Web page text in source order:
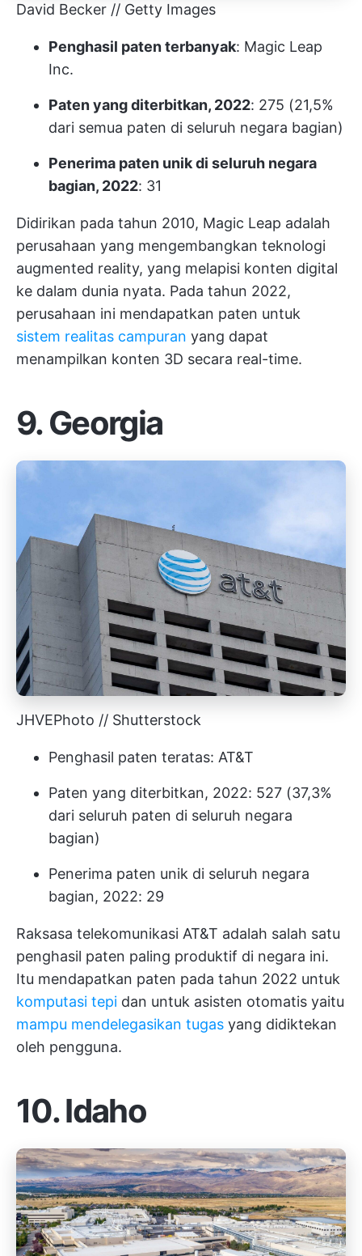
David Becker // Getty Images
Penghasil paten terbanyak: Magic Leap
Inc.
Paten yang diterbitkan, 2022: 275 (21,5%
dari semua paten di seluruh negara bagian)
Penerima paten unik di seluruh negara
bagian, 2022: 31
Didirikan pada tahun 2010, Magic Leap adalah
perusahaan yang mengembangkan teknologi
augmented reality, yang melapisi konten digital
ke dalam dunia nyata. Pada tahun 2022,
perusahaan ini mendapatkan paten untuk
sistem realitas campuran yang dapat
menampilkan konten 3D secara real-time.
9. Georgia
JHVEPhoto // Shutterstock
Penghasil paten teratas: AT&T
Paten yang diterbitkan, 2022: 527 (37,3%
dari seluruh paten di seluruh negara
bagian)
Penerima paten unik di seluruh negara
bagian, 2022: 29
Raksasa telekomunikasi AT&T adalah salah satu
penghasil paten paling produktif di negara ini.
Itu mendapatkan paten pada tahun 2022 untuk
komputasi tepi dan untuk asisten otomatis yaitu
mampu mendelegasikan tugas yang didiktekan
oleh pengguna.
10. Idaho